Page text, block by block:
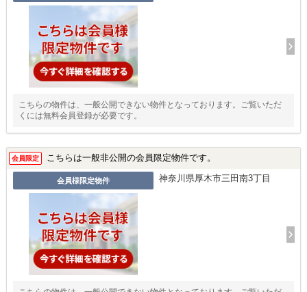
こちらの物件は、一般公開できない物件となっております。ご覧いただ
くには無料会員登録が必要です。
会員限定 こちらは一般非公開の会員限定物件です。
会員様限定物件 神奈川県厚木市三田南3丁目